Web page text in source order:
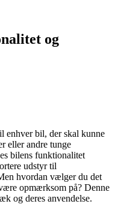
og
enhver bil, der skal kunne
eller andre tunge
bilens funktionalitet
udstyr til
hvordan vælger du det
opmærksom på? Denne
og deres anvendelse.